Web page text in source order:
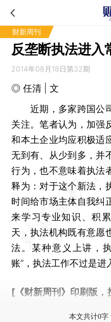
财新周刊
反垄断执法进入
2014年08月18日第32期
◎ 任清 | 文
近期，多家跨国公司
关注。笔者认为，加强
和本土企业均应积极适
无到有、从少到多，并
行为，也不意味着执法
释为：对于这个新法，
时间给市场主体自我纠
来学习专业知识、积
天，执法机构既有意愿
法。某种意义上讲，
账”，执法工作不过是进
[《财新周刊》印刷版，
本文共计0字